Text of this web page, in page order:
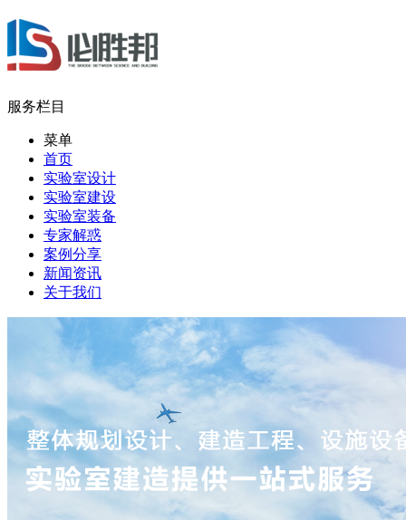
服务栏目
菜单
首页
实验室设计
实验室建设
实验室装备
专家解惑
案例分享
新闻资讯
关于我们